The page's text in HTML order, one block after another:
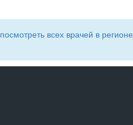
посмотреть всех врачей в регионе